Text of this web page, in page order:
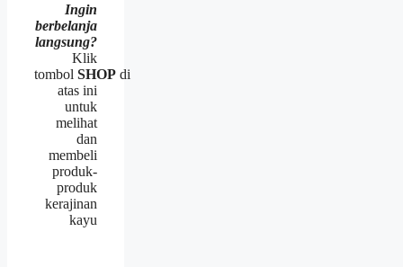
Ingin
berbelanja
langsung?
Klik
tombol SHOP di
atas ini
untuk
melihat
dan
membeli
produk-
produk
kerajinan
kayu